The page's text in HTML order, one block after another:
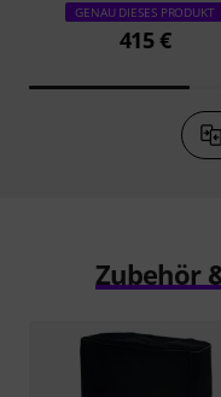
GENAU DIESES PRODUKT
415 €
Zubehör